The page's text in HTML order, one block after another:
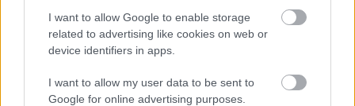
I want to allow Google to enable storage
related to advertising like cookies on web or
device identifiers in apps.
I want to allow my user data to be sent to
Google for online advertising purposes.